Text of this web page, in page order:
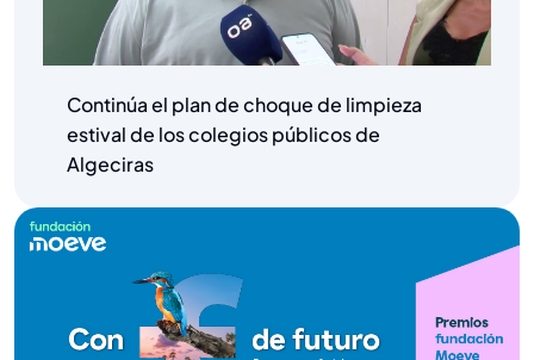
Continúa el plan de choque de limpieza
estival de los colegios públicos de
Algeciras